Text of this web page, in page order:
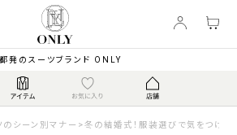
発のスーツブランド ONLY
のシーン別マナー >冬の結婚式！服装選びで気をつけた